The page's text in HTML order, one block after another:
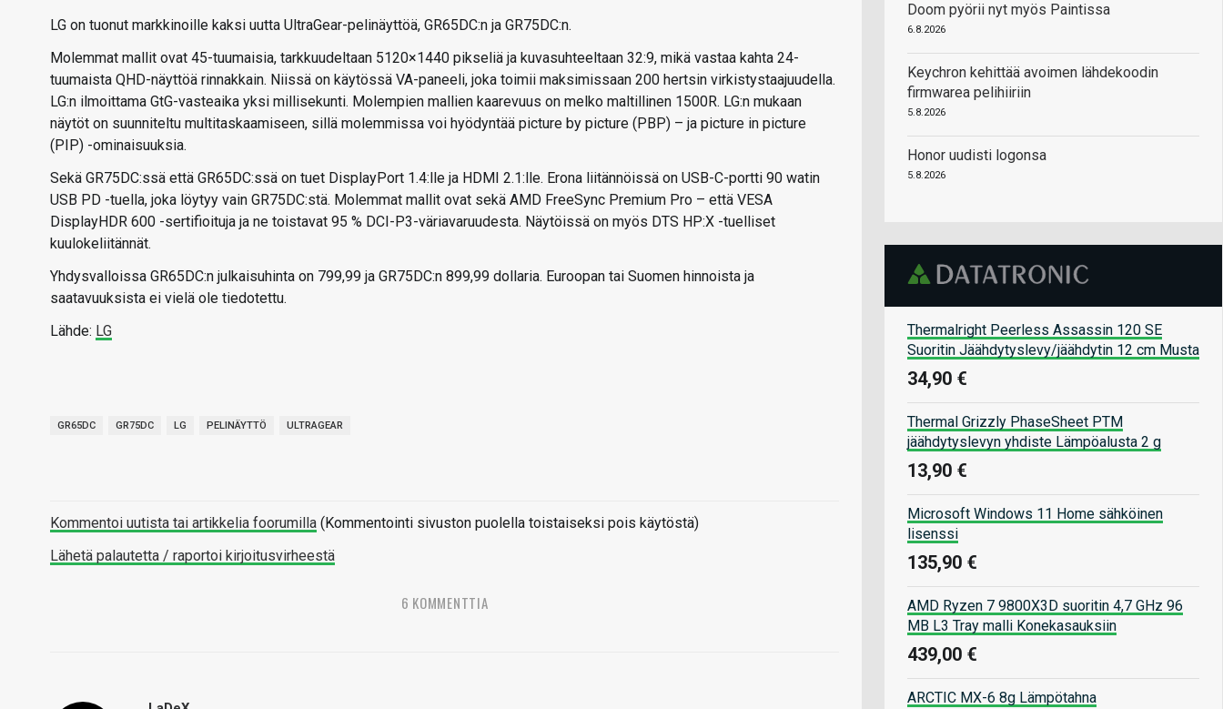
LG on tuonut markkinoille kaksi uutta UltraGear-pelinäyttöä, GR65DC:n ja GR75DC:n.
Molemmat mallit ovat 45-tuumaisia, tarkkuudeltaan 5120×1440 pikseliä ja kuvasuhteeltaan 32:9, mikä vastaa kahta 24-
tuumaista QHD-näyttöä rinnakkain. Niissä on käytössä VA-paneeli, joka toimii maksimissaan 200 hertsin virkistystaajuudella.
LG:n ilmoittama GtG-vasteaika yksi millisekunti. Molempien mallien kaarevuus on melko maltillinen 1500R. LG:n mukaan
näytöt on suunniteltu multitaskaamiseen, sillä molemmissa voi hyödyntää picture by picture (PBP) – ja picture in picture
(PIP) -ominaisuuksia.
Sekä GR75DC:ssä että GR65DC:ssä on tuet DisplayPort 1.4:lle ja HDMI 2.1:lle. Erona liitännöissä on USB-C-portti 90 watin
USB PD -tuella, joka löytyy vain GR75DC:stä. Molemmat mallit ovat sekä AMD FreeSync Premium Pro – että VESA
DisplayHDR 600 -sertifioituja ja ne toistavat 95 % DCI-P3-väriavaruudesta. Näytöissä on myös DTS HP:X -tuelliset
kuulokeliitännät.
Yhdysvalloissa GR65DC:n julkaisuhinta on 799,99 ja GR75DC:n 899,99 dollaria. Euroopan tai Suomen hinnoista ja
saatavuuksista ei vielä ole tiedotettu.
Lähde: LG
GR65DC GR75DC LG PELINÄYTTÖ ULTRAGEAR
Kommentoi uutista tai artikkelia foorumilla (Kommentointi sivuston puolella toistaiseksi pois käytöstä)
Lähetä palautetta / raportoi kirjoitusvirheestä
6 KOMMENTTIA
Doom pyörii nyt myös Paintissa
6.8.2026
Keychron kehittää avoimen lähdekoodin
firmwarea pelihiiriin
5.8.2026
Honor uudisti logonsa
5.8.2026
Thermalright Peerless Assassin 120 SE
Suoritin Jäähdytyslevy/jäähdytin 12 cm Musta
34,90 €
Thermal Grizzly PhaseSheet PTM
jäähdytyslevyn yhdiste Lämpöalusta 2 g
13,90 €
Microsoft Windows 11 Home sähköinen
lisenssi
135,90 €
AMD Ryzen 7 9800X3D suoritin 4,7 GHz 96
MB L3 Tray malli Konekasauksiin
439,00 €
ARCTIC MX-6 8g Lämpötahna